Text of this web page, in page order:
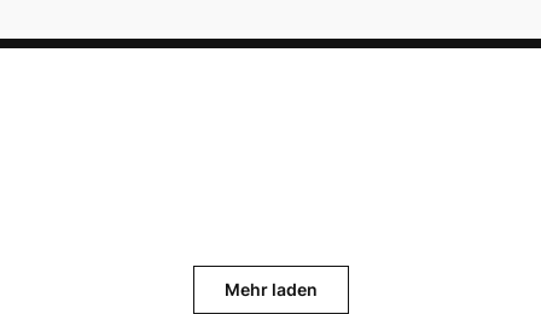
Mehr laden